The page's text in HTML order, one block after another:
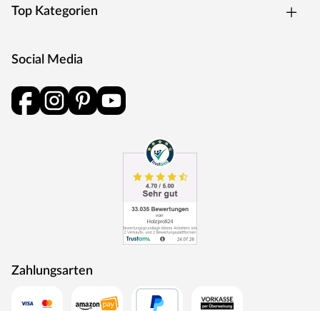
Top Kategorien
Social Media
Zahlungsarten